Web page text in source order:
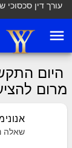
עורך דין סכסוכי
menu
היום
מרום
שאלה